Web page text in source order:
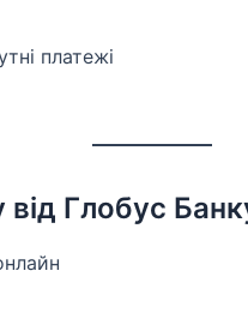
платежі
Глобус